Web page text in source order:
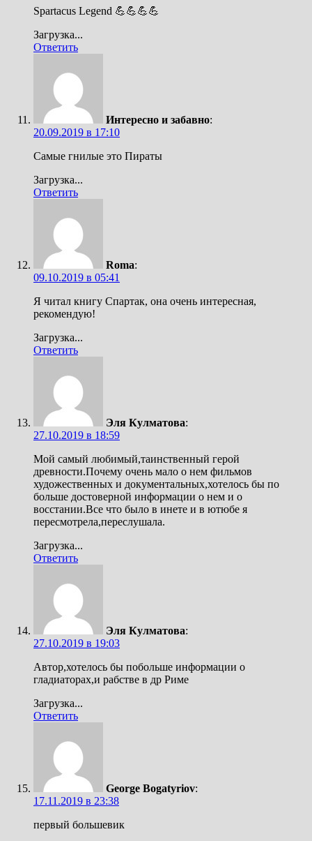
Spartacus Legend 💪💪💪💪
Загрузка...
Ответить
Интересно и забавно:
20.09.2019 в 17:10
Самые гнилые это Пираты
Загрузка...
Ответить
Roma:
09.10.2019 в 05:41
Я читал книгу Спартак, она очень интересная,
рекомендую!
Загрузка...
Ответить
Эля Кулматова:
27.10.2019 в 18:59
Мой самый любимый,таинственный герой
древности.Почему очень мало о нем фильмов
художественных и документальных,хотелось бы по
больше достоверной информации о нем и о
восстании.Все что было в инете и в ютюбе я
пересмотрела,переслушала.
Загрузка...
Ответить
Эля Кулматова:
27.10.2019 в 19:03
Автор,хотелось бы побольше информации о
гладиаторах,и рабстве в др Риме
Загрузка...
Ответить
George Bogatyriov:
17.11.2019 в 23:38
первый большевик